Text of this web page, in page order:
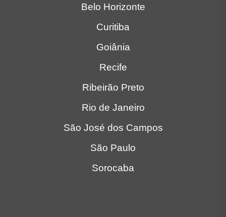
Belo Horizonte
Curitiba
Goiânia
Recife
Ribeirão Preto
Rio de Janeiro
São José dos Campos
São Paulo
Sorocaba